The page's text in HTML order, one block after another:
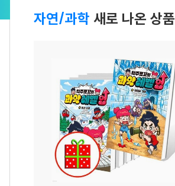
자연/과학 새로 나온 상품